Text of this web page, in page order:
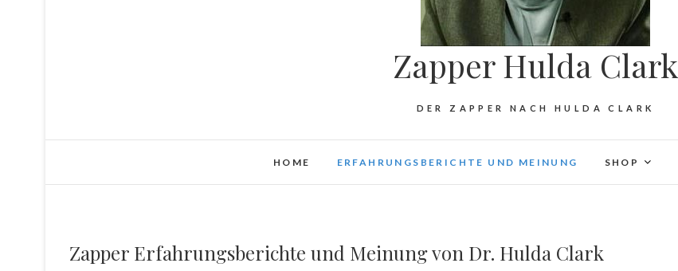
Zapper Hulda Clark
DER ZAPPER NACH HULDA CLARK
HOME ERFAHRUNGSBERICHTE UND MEINUNG SHOP
Zapper Erfahrungsberichte und Meinung von Dr. Hulda Clark